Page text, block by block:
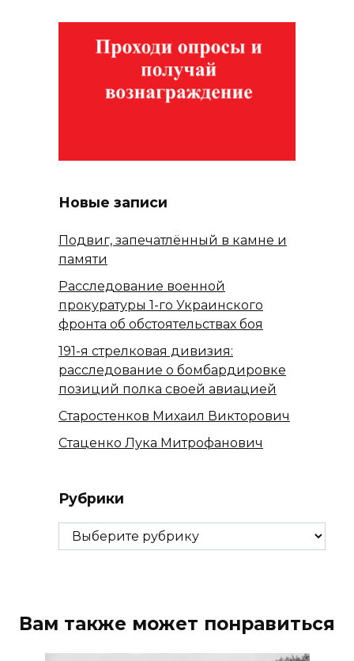
Новые записи
Подвиг, запечатлённый в камне и
памяти
Расследование военной
прокуратуры 1-го Украинского
фронта об обстоятельствах боя
191-я стрелковая дивизия:
расследование о бомбардировке
позиций полка своей авиацией
Старостенков Михаил Викторович
Стаценко Лука Митрофанович
Рубрики
Рубрики
Вам также может понравиться